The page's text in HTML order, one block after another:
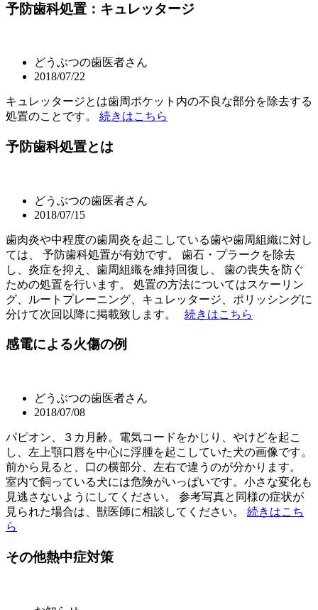
予防歯科処置：キュレッタージ
どうぶつの歯医者さん
2018/07/22
キュレッタージとは歯周ポケット内の不良な部分を除去する
処置のことです。 続きはこちら
予防歯科処置とは
どうぶつの歯医者さん
2018/07/15
歯肉炎や中程度の歯周炎を起こしている歯や歯周組織に対し
ては、 予防歯科処置が有効です。 歯石・プラークを除去
し、炎症を抑え、歯周組織を維持回復し、 歯の喪失を防ぐ
ための処置を行います。 処置の方法についてはスケーリン
グ、ルートプレーニング、キュレッタージ、ポリッシングに
分けて次回以降に掲載致します。 続きはこちら
感電による火傷の例
どうぶつの歯医者さん
2018/07/08
パピオン、３カ月齢。電気コードをかじり、やけどを起こ
し、左上顎口唇を中心に浮腫を起こしていた犬の画像です。
前から見ると、口の横部分、左右で違うのが分かります。
室内で飼っている犬には危険がいっぱいです。小さな変化も
見逃さないようにしてください。 参考写真と同様の症状が
見られた場合は、獣医師に相談してください。 続きはこち
ら
その他熱中症対策